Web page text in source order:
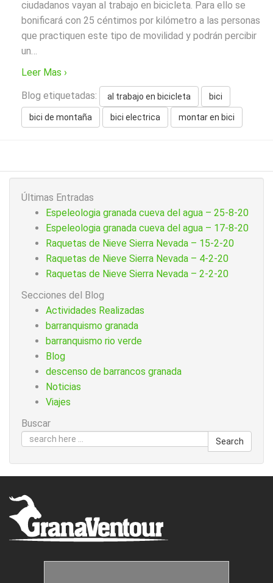
ciudadanos vayan al trabajo en bicicleta. Para ello se
bonificará con 25 céntimos por kilómetro a las personas
que practiquen este tipo de movilidad y podrán percibir
un…
Leer Mas ›
Blog etiquetadas: al trabajo en bicicleta bici
bici de montaña bici electrica montar en bici
Últimas Entradas
Espeleologia granada cueva del agua – 25-8-20
Espeleologia granada cueva del agua – 17-8-20
Raquetas de Nieve Sierra Nevada – 15-2-20
Raquetas de Nieve Sierra Nevada – 4-2-20
Raquetas de Nieve Sierra Nevada – 2-2-20
Secciones del Blog
Actividades Realizadas
barranquismo granada
barranquismo rio verde
Blog
descenso de barrancos granada
Noticias
Viajes
Buscar
Search